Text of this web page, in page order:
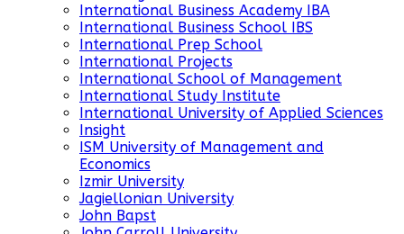
International Business Academy IBA
International Business School IBS
International Prep School
International Projects
International School of Management
International Study Institute
International University of Applied Sciences
Insight
ISM University of Management and
Economics
Izmir University
Jagiellonian University
John Bapst